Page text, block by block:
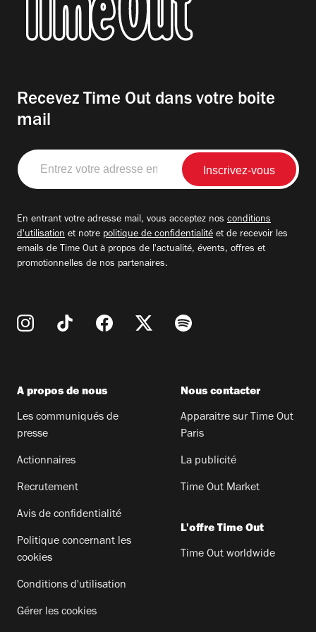
Recevez Time Out dans votre boite
mail
Entrez
votre
adresse
En entrant votre adresse mail, vous acceptez nos conditions
d'utilisation et notre politique de confidentialité et de recevoir les
emails de Time Out à propos de l'actualité, évents, offres et
promotionnelles de nos partenaires.
A propos de nous
Les communiqués de
presse
Actionnaires
Recrutement
Avis de confidentialité
Politique concernant les
cookies
Conditions d'utilisation
Gérer les cookies
Nous contacter
Apparaitre sur Time Out
Paris
La publicité
Time Out Market
L'offre Time Out
Time Out worldwide